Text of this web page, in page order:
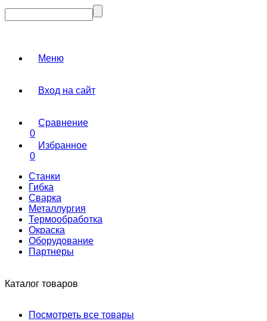
Меню
Вход на сайт
Сравнение
0
Избранное
0
Станки
Гибка
Сварка
Металлургия
Термообработка
Окраска
Оборудование
Партнеры
Каталог товаров
Посмотреть все товары